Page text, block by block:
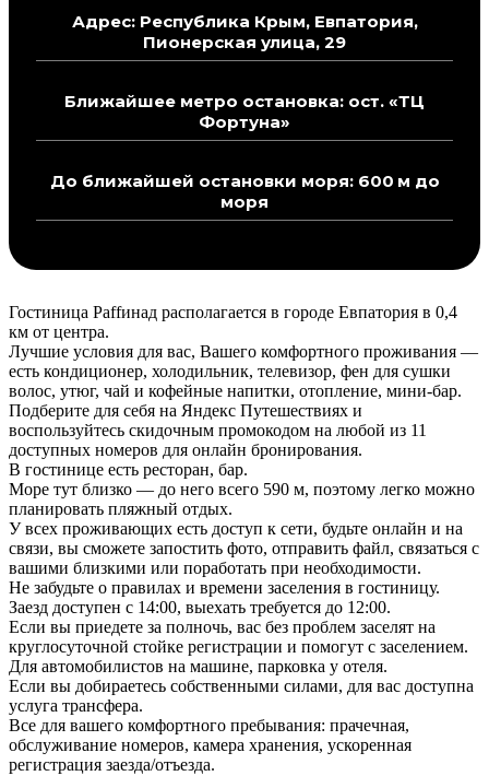
Адрес: Республика Крым, Евпатория,
Пионерская улица, 29
Ближайшее метро остановка: ост. «ТЦ
Фортуна»
До ближайшей остановки моря: 600 м до
моря
Гостиница Раffинад располагается в городе Евпатория в 0,4
км от центра.
Лучшие условия для вас, Вашего комфортного проживания —
есть кондиционер, холодильник, телевизор, фен для сушки
волос, утюг, чай и кофейные напитки, отопление, мини-бар.
Подберите для себя на Яндекс Путешествиях и
воспользуйтесь скидочным промокодом на любой из 11
доступных номеров для онлайн бронирования.
В гостинице есть ресторан, бар.
Море тут близко — до него всего 590 м, поэтому легко можно
планировать пляжный отдых.
У всех проживающих есть доступ к сети, будьте онлайн и на
связи, вы сможете запостить фото, отправить файл, связаться с
вашими близкими или поработать при необходимости.
Не забудьте о правилах и времени заселения в гостиницу.
Заезд доступен с 14:00, выехать требуется до 12:00.
Если вы приедете за полночь, вас без проблем заселят на
круглосуточной стойке регистрации и помогут с заселением.
Для автомобилистов на машине, парковка у отеля.
Если вы добираетесь собственными силами, для вас доступна
услуга трансфера.
Все для вашего комфортного пребывания: прачечная,
обслуживание номеров, камера хранения, ускоренная
регистрация заезда/отъезда.